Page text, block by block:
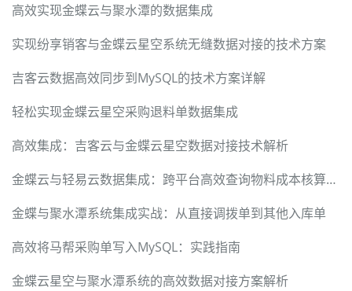
高效实现金蝶云与聚水潭的数据集成
实现纷享销客与金蝶云星空系统无缝数据对接的技术方案
吉客云数据高效同步到MySQL的技术方案详解
轻松实现金蝶云星空采购退料单数据集成
高效集成：吉客云与金蝶云星空数据对接技术解析
金蝶云与轻易云数据集成：跨平台高效查询物料成本核算单的实现
金蝶与聚水潭系统集成实战：从直接调拨单到其他入库单
高效将马帮采购单写入MySQL：实践指南
金蝶云星空与聚水潭系统的高效数据对接方案解析